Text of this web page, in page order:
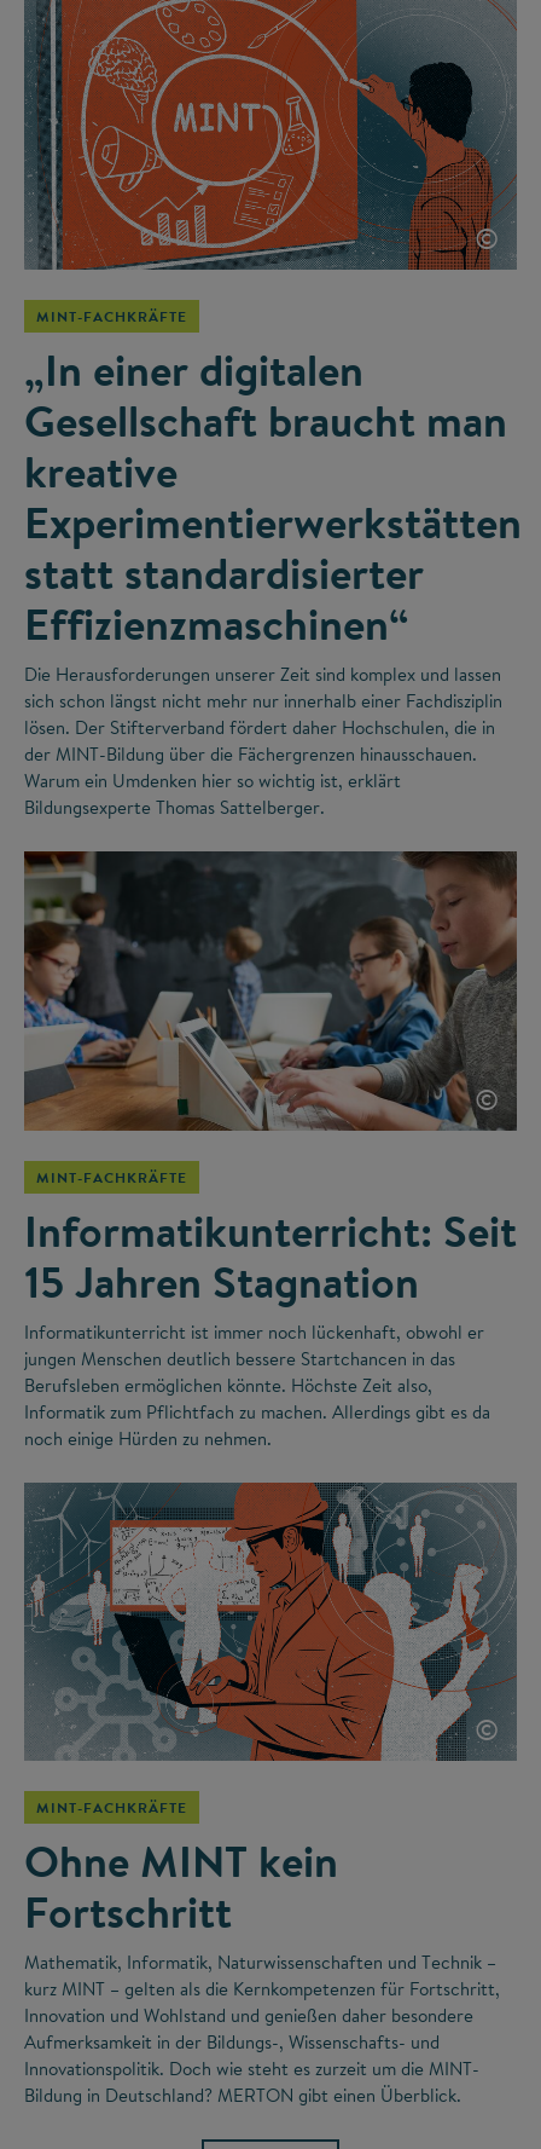
©
MINT-FACHKRÄFTE
„In einer digitalen
Gesellschaft braucht man
kreative
Experimentierwerkstätten
statt standardisierter
Effizienzmaschinen“
Die Herausforderungen unserer Zeit sind komplex und lassen
sich schon längst nicht mehr nur innerhalb einer Fachdisziplin
lösen. Der Stifterverband fördert daher Hochschulen, die in
der MINT-Bildung über die Fächergrenzen hinausschauen.
Warum ein Umdenken hier so wichtig ist, erklärt
Bildungsexperte Thomas Sattelberger.
©
MINT-FACHKRÄFTE
Informatikunterricht: Seit
15 Jahren Stagnation
Informatikunterricht ist immer noch lückenhaft, obwohl er
jungen Menschen deutlich bessere Startchancen in das
Berufsleben ermöglichen könnte. Höchste Zeit also,
Informatik zum Pflichtfach zu machen. Allerdings gibt es da
noch einige Hürden zu nehmen.
©
MINT-FACHKRÄFTE
Ohne MINT kein
Fortschritt
Mathematik, Informatik, Naturwissenschaften und Technik –
kurz MINT – gelten als die Kernkompetenzen für Fortschritt,
Innovation und Wohlstand und genießen daher besondere
Aufmerksamkeit in der Bildungs-, Wissenschafts- und
Innovationspolitik. Doch wie steht es zurzeit um die MINT-
Bildung in Deutschland? MERTON gibt einen Überblick.